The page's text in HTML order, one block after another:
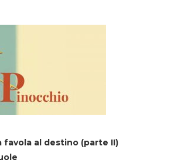
favola al destino (parte II)